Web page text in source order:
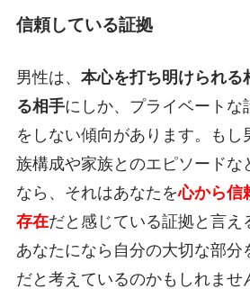
信頼している証拠
男性は、 本心を打ち明けられる
る相手にしか、プライベートな
をしない傾向があります。もし
族構成や家族とのエピソードな
なら、それはあなたを心から信
存在だと感じている証拠と言え
あなたになら自分の大切な部分
だと考えているのかもしれませ